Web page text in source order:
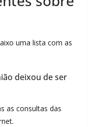
uma lista com as
deixou de ser
as consultas das